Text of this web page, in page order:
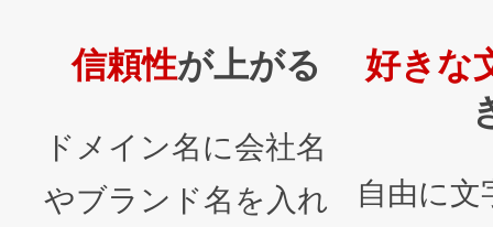
信頼性が上がる
ドメイン名に会社名
やブランド名を入れ
好きな
自由に文